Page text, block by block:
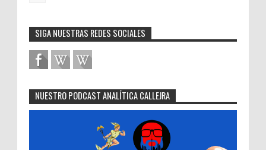
SIGA NUESTRAS REDES SOCIALES
NUESTRO PODCAST ANALÍTICA CALLEJRA